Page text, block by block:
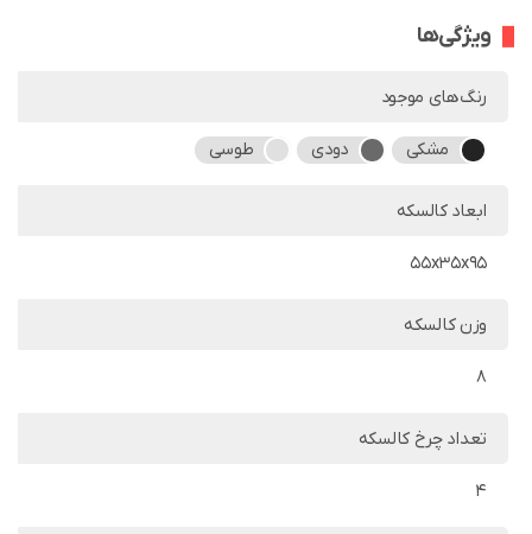
ویژگی‌ها
رنگ‌های موجود
مشکی دودی طوسی
ابعاد کالسکه
55x35x95
وزن کالسکه
8
تعداد چرخ کالسکه
4